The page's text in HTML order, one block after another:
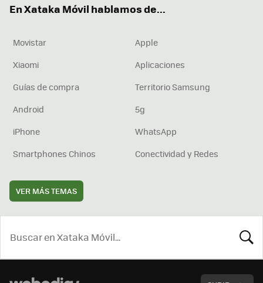
En Xataka Móvil hablamos de...
Movistar
Apple
Xiaomi
Aplicaciones
Guías de compra
Territorio Samsung
Android
5g
iPhone
WhatsApp
Smartphones Chinos
Conectividad y Redes
VER MÁS TEMAS